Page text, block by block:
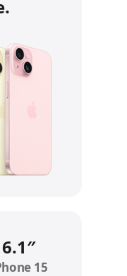
to legal disclaimers
6.1″
15